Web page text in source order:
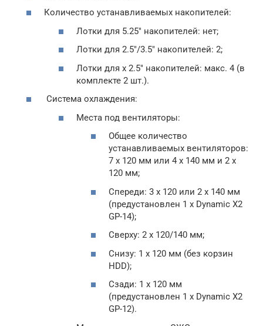
Количество устанавливаемых накопителей:
Лотки для 5.25″ накопителей: нет;
Лотки для 2.5″/3.5″ накопителей: 2;
Лотки для х 2.5″ накопителей: макс. 4 (в
комплекте 2 шт.).
Система охлаждения:
Места под вентиляторы:
Общее количество
устанавливаемых вентиляторов:
7 х 120 мм или 4 х 140 мм и 2 х
120 мм;
Спереди: 3 х 120 или 2 х 140 мм
(предустановлен 1 x Dynamic X2
GP-14);
Сверху: 2 х 120/140 мм;
Снизу: 1 х 120 мм (без корзин
HDD);
Сзади: 1 х 120 мм
(предустановлен 1 x Dynamic X2
GP-12).